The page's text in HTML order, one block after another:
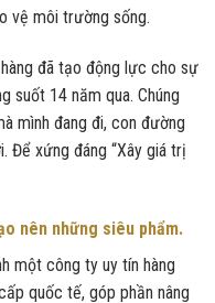
vệ môi trường sống.
đã tạo động lực cho sự
suốt 14 năm qua. Chúng
mình đang đi, con đường
Để xứng đáng “Xây giá trị
nên những siêu phẩm.
một công ty uy tín hàng
quốc tế, góp phần nâng